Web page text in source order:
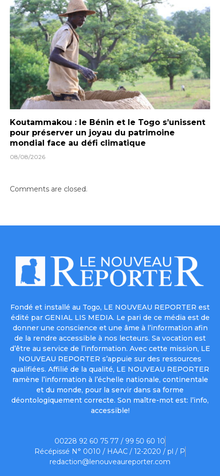
Koutammakou : le Bénin et le Togo s’unissent
pour préserver un joyau du patrimoine
mondial face au défi climatique
08/08/2026
Comments are closed.
Fondé et installé au Togo, LE NOUVEAU REPORTER est
édité par GENIAL LIS MEDIA. Le pari de ce média est de
donner une conscience et une âme à l’information afin
de la rendre accessible à nos lecteurs. Sa vocation est
d’être au service de l’information. Avec cette mission, LE
NOUVEAU REPORTER s’appuie sur des ressources
qualifiées. Affilié de la qualité, LE NOUVEAU REPORTER
ramène l’information à l’échelle nationale, continentale
et du monde, pour la servir dans sa forme
déontologiquement correcte. Son maître-mot est: l’info,
accessible!
00228 92 60 75 77 / 99 50 60 10
Récépissé N° 0010 / HAAC / 12-2020 / pl / P
redaction@lenouveaureporter.com